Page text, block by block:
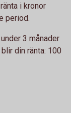
i kronor
period.
3 månader
din ränta: 100